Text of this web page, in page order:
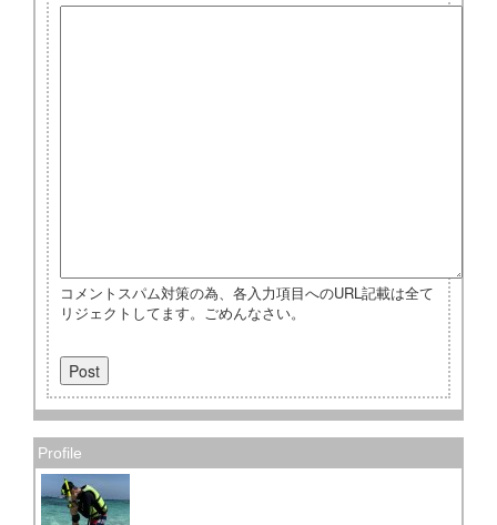
コメントスパム対策の為、各入力項目へのURL記載は全て
リジェクトしてます。ごめんなさい。
Profile